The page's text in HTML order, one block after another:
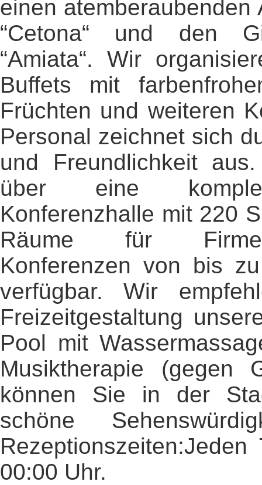
einen atemberaubenden
“Cetona“ und den
“Amiata“. Wir
Buffets mit
Früchten und weiteren
Personal zeichnet sich
und Freundlichkeit
über eine
Konferenzhalle mit 220
Räume für
Konferenzen von bis
verfügbar. Wir
Freizeitgestaltung
Pool mit
Musiktherapie (gegen
können Sie in der
schöne
00:00 Uhr.